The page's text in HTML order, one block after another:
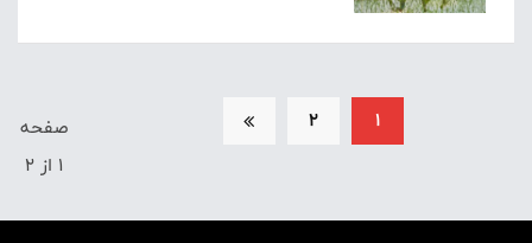
1
2
صفحه
1 از 2